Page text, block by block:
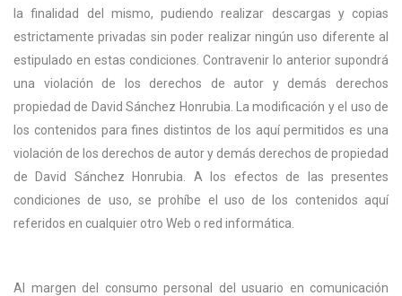
la finalidad del mismo, pudiendo realizar descargas y copias
estrictamente privadas sin poder realizar ningún uso diferente al
estipulado en estas condiciones. Contravenir lo anterior supondrá
una violación de los derechos de autor y demás derechos
propiedad de David Sánchez Honrubia. La modificación y el uso de
los contenidos para fines distintos de los aquí permitidos es una
violación de los derechos de autor y demás derechos de propiedad
de David Sánchez Honrubia. A los efectos de las presentes
condiciones de uso, se prohíbe el uso de los contenidos aquí
referidos en cualquier otro Web o red informática.
Al margen del consumo personal del usuario en comunicación